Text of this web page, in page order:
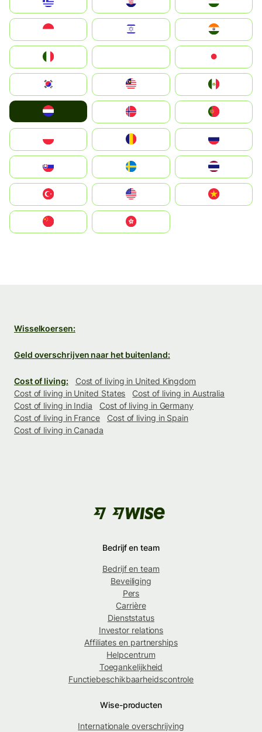
South Korea
United States
中國香港特別行政區
Wisselkoersen:
Geld overschrijven naar het buitenland:
Cost of living:
Cost of living in United Kingdom
Cost of living in United States
Cost of living in Australia
Cost of living in India
Cost of living in Germany
Cost of living in France
Cost of living in Spain
Cost of living in Canada
Bedrijf en team
Bedrijf en team
Beveiliging
Pers
Carrière
Dienststatus
Investor relations
Affiliates en partnerships
Helpcentrum
Toegankelijkheid
Functiebeschikbaarheidscontrole
Wise-producten
Internationale overschrijving